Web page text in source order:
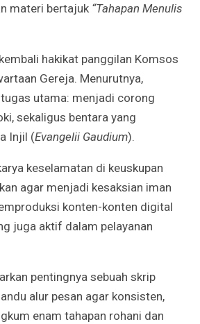
materi bertajuk “Tahapan Menulis
hakikat panggilan Komsos
Gereja. Menurutnya,
utama: menjadi corong
sekaligus bentara yang
Injil (Evangelii Gaudium).
keselamatan di keuskupan
agar menjadi kesaksian iman
konten-konten digital
juga aktif dalam pelayanan
pentingnya sebuah skrip
alur pesan agar konsisten,
enam tahapan rohani dan